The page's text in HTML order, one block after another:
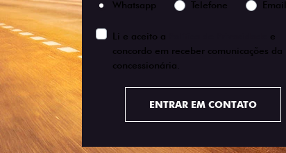
Whatsapp
Telefone Email
Li e aceito a
e
concordo em receber comunicações da
concessionária.
ENTRAR EM CONTATO